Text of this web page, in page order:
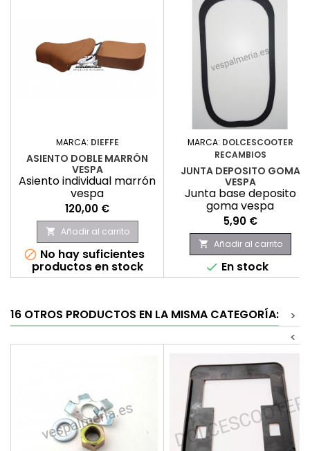
MARCA: DIEFFE
ASIENTO DOBLE MARRÓN
VESPA
Asiento individual marrón
vespa
Precio
120,00 €
 Añadir al carrito
 No hay suficientes
productos en stock
MARCA: DOLCESCOOTER
RECAMBIOS
JUNTA DEPOSITO GOMA
VESPA
Junta base deposito
goma vespa
Precio
5,90 €
 Añadir al carrito
 En stock
16 OTROS PRODUCTOS EN LA MISMA CATEGORÍA:
>
<